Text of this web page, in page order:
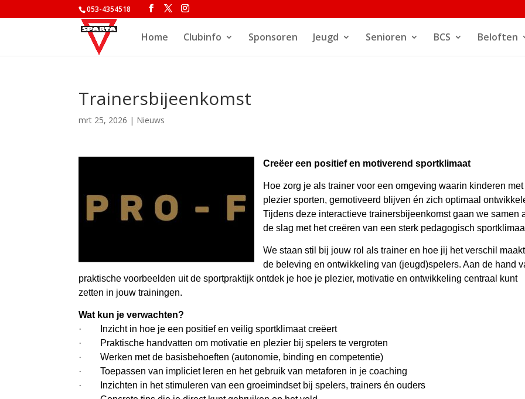
053-4354518
Home Clubinfo Sponsoren Jeugd Senioren BCS Beloften
Trainersbijeenkomst
mrt 25, 2026 | Nieuws
Creëer een positief en motiverend sportklimaat
Hoe zorg je als trainer voor een omgeving waarin kinderen met
plezier sporten, gemotiveerd blijven én zich optimaal
Tijdens deze interactieve trainersbijeenkomst gaan we samen
de slag met het creëren van een sterk pedagogisch
We staan stil bij jouw rol als trainer en hoe jij het verschil
de beleving en ontwikkeling van (jeugd)spelers. Aan de hand
praktische voorbeelden uit de sportpraktijk ontdek je hoe je plezier, motivatie en ontwikkeling centraal kunt
zetten in jouw trainingen.
Wat kun je verwachten?
· Inzicht in hoe je een positief en veilig sportklimaat creëert
· Praktische handvatten om motivatie en plezier bij spelers te vergroten
· Werken met de basisbehoeften (autonomie, binding en competentie)
· Toepassen van impliciet leren en het gebruik van metaforen in je coaching
· Inzichten in het stimuleren van een groeimindset bij spelers, trainers én ouders